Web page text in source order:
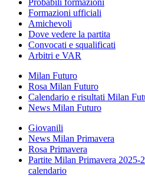
Probabili formazioni
Formazioni ufficiali
Amichevoli
Dove vedere la partita
Convocati e squalificati
Arbitri e VAR
Milan Futuro
Rosa Milan Futuro
Calendario e risultati Milan
News Milan Futuro
Giovanili
News Milan Primavera
Rosa Primavera
Partite Milan Primavera 2025-
calendario